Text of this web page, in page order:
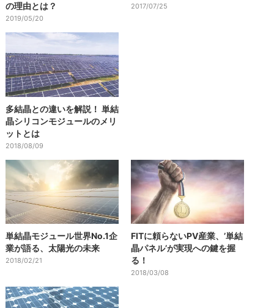
の理由とは？
2019/05/20
2017/07/25
多結晶との違いを解説！ 単結
晶シリコンモジュールのメリ
ットとは
2018/08/09
単結晶モジュール世界No.1企
業が語る、太陽光の未来
2018/02/21
FITに頼らないPV産業、’単結
晶パネル’が実現への鍵を握
る！
2018/03/08